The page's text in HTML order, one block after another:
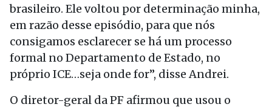
brasileiro. Ele voltou por determinação minha,
em razão desse episódio, para que nós
consigamos esclarecer se há um processo
formal no Departamento de Estado, no
próprio ICE…seja onde for”, disse Andrei.
O diretor-geral da PF afirmou que usou o